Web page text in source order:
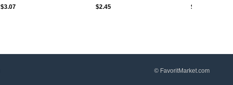
$3.07 $2.45
$21.48
© FavoritMarket.com